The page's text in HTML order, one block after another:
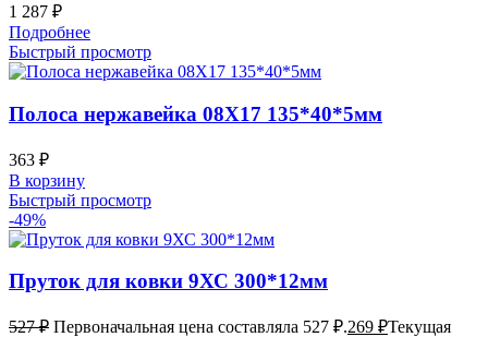
1 287 ₽
Подробнее
Быстрый просмотр
Полоса нержавейка 08Х17 135*40*5мм
363 ₽
В корзину
Быстрый просмотр
-49%
Пруток для ковки 9ХС 300*12мм
527₽ Первоначальная цена составляла 527 ₽.269 ₽Текущая